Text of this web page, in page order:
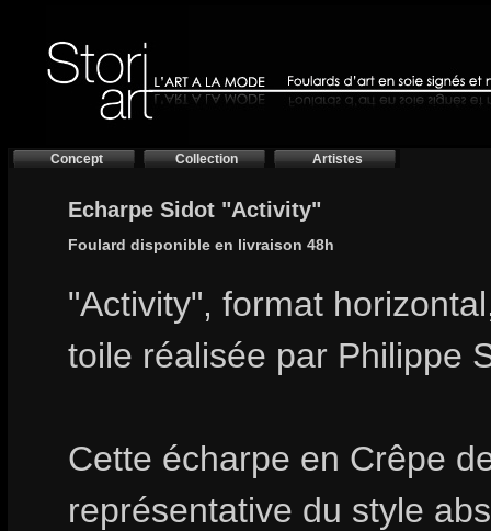
Concept Collection Artistes
Echarpe Sidot "Activity"
Foulard disponible en livraison 48h
"Activity", format
toile réalisée par Philippe
Cette écharpe en Crêpe
représentative du style